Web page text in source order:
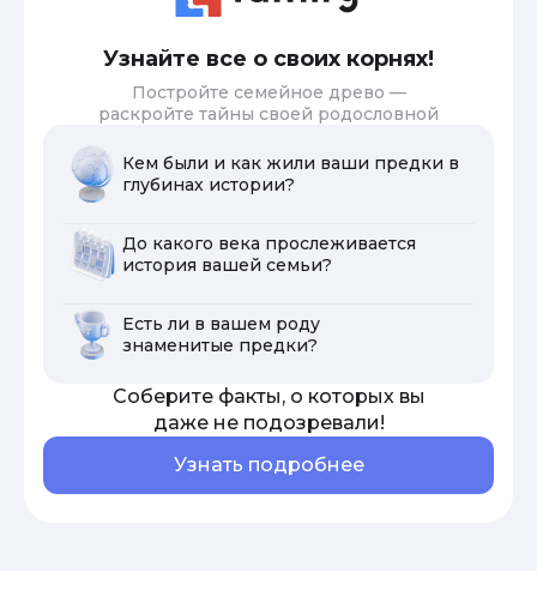
Узнайте все о своих корнях!
Постройте семейное древо —
раскройте тайны своей родословной
Кем были и как жили ваши предки в
глубинах истории?
До какого века прослеживается
история вашей семьи?
Есть ли в вашем роду
знаменитые предки?
Соберите факты, о которых вы
даже не подозревали!
Узнать подробнее